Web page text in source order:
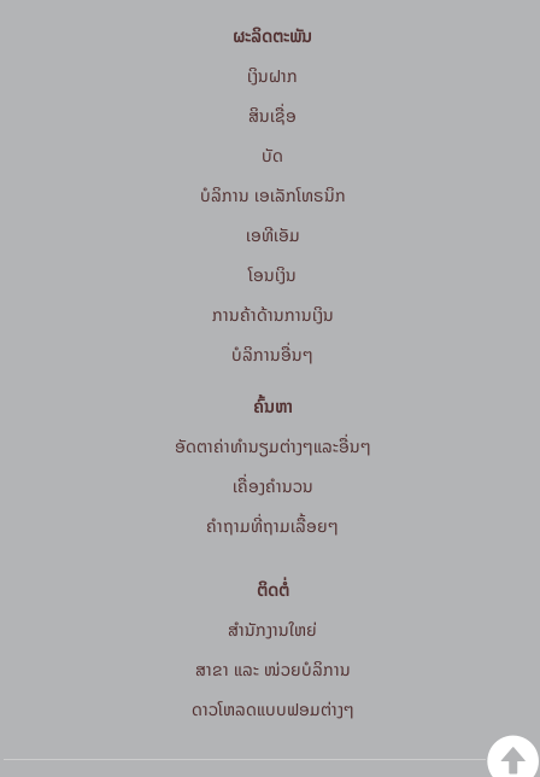
ຜະລິດຕະພັນ
ເງິນຝາກ
ສິນເຊື່ອ
ບັດ
ບໍລິການ ເອເລັກໂທຣນິກ
ເອທີເອັມ
ໂອນເງິນ
ການຄ້າດ້ານການເງິນ
ບໍລິການອື່ນໆ
ຄົ້ນຫາ
ອັດຕາຄ່າທຳນຽມຕ່າງໆແລະອື່ນໆ
ເຄື່ອງຄຳນວນ
ຄໍາຖາມທີ່ຖາມເລື້ອຍໆ
ຕິດຕໍ່
ສໍານັກງານໃຫຍ່
ສາຂາ ແລະ ໜ່ວຍບໍລິການ
ດາວໂຫລດແບບຟອມຕ່າງໆ